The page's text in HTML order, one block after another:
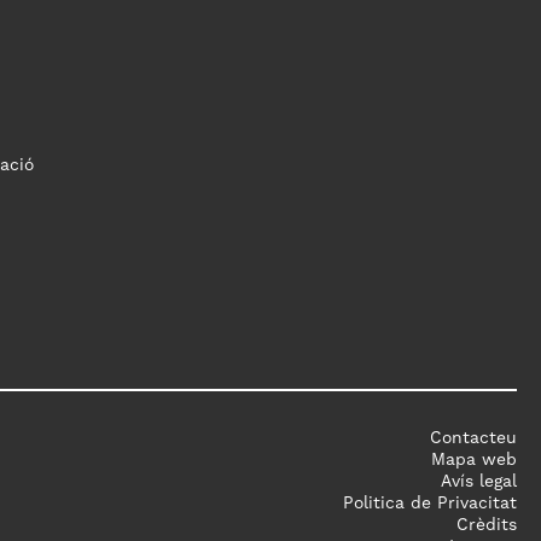
Contacteu
Mapa web
Avís legal
Politica de Privacitat
Crèdits